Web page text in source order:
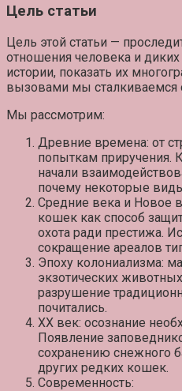
Цель статьи
Цель этой статьи —
отношения человека и
истории, показать их
вызовами мы сталкиваемся
Мы рассмотрим:
Древние времена: от
попыткам
начали
почему некоторые
Средние века и Новое
кошек как способ
охота ради престижа.
сокращение ареалов
Эпоху колониализма:
экзотических
разрушение
почитались.
XX век: осознание
Появление
сохранению снежного
других редких кошек.
Современность: